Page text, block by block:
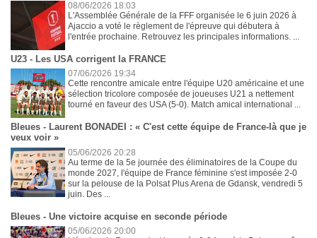
08/06/2026 18:03
L'Assemblée Générale de la FFF organisée le 6 juin 2026 à
Ajaccio a voté le règlement de l'épreuve qui débutera à
l'entrée prochaine. Retrouvez les principales informations. ...
U23 - Les USA corrigent la FRANCE
07/06/2026 19:34
Cette rencontre amicale entre l'équipe U20 américaine et une
sélection tricolore composée de joueuses U21 a nettement
tourné en faveur des USA (5-0). Match amical international ...
Bleues - Laurent BONADEI : « C'est cette équipe de France-là que je
veux voir »
05/06/2026 20:28
Au terme de la 5e journée des éliminatoires de la Coupe du
monde 2027, l'équipe de France féminine s'est imposée 2-0
sur la pelouse de la Polsat Plus Arena de Gdansk, vendredi 5
juin. Des ...
Bleues - Une victoire acquise en seconde période
05/06/2026 20:00